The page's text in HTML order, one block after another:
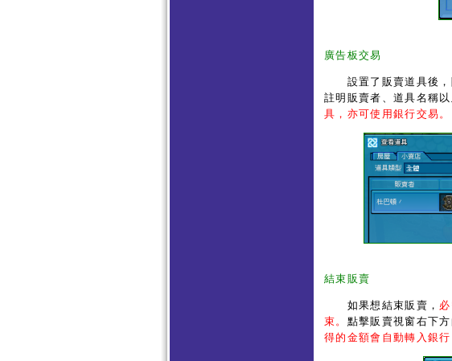
廣告板交易
設置了販賣道具後，
註明販賣者、道具名稱以
具，亦可使用銀行交易。
結束販賣
如果想結束販賣，
束。 點擊販賣視窗右下
得的金額會自動轉入銀行